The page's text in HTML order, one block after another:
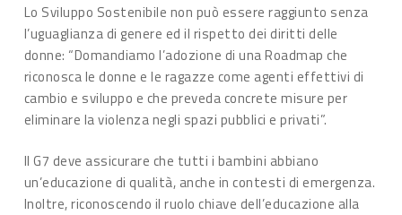
Lo Sviluppo Sostenibile non può essere raggiunto senza
l’uguaglianza di genere ed il rispetto dei diritti delle
donne: “Domandiamo l’adozione di una Roadmap che
riconosca le donne e le ragazze come agenti effettivi di
cambio e sviluppo e che preveda concrete misure per
eliminare la violenza negli spazi pubblici e privati”.
Il G7 deve assicurare che tutti i bambini abbiano
un’educazione di qualità, anche in contesti di emergenza.
Inoltre, riconoscendo il ruolo chiave dell’educazione alla